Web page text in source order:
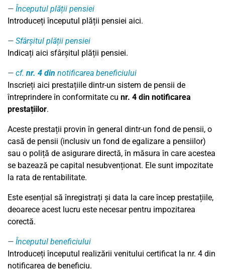
Începutul plății pensiei
Introduceți începutul plății pensiei aici.
Sfârșitul plății pensiei
Indicați aici sfârșitul plății pensiei.
cf. nr. 4 din notificarea beneficiului
Inscrieți aici prestațiile dintr-un sistem de pensii de
întreprindere în conformitate cu nr. 4 din notificarea
prestațiilor.
Aceste prestații provin în general dintr-un fond de pensii, o
casă de pensii (inclusiv un fond de egalizare a pensiilor)
sau o poliță de asigurare directă, în măsura în care acestea
se bazează pe capital nesubvenționat. Ele sunt impozitate
la rata de rentabilitate.
Este esențial să înregistrați și data la care încep prestațiile,
deoarece acest lucru este necesar pentru impozitarea
corectă.
Începutul beneficiului
Introduceți începutul realizării venitului certificat la nr. 4 din
notificarea de beneficiu.